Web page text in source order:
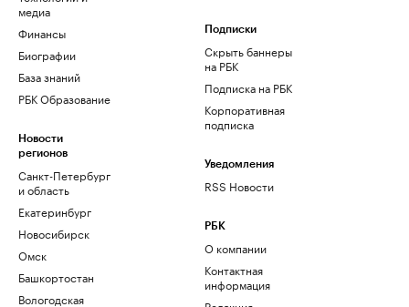
медиа
Финансы
Биографии
База знаний
РБК Образование
Новости
регионов
Санкт-Петербург
и область
Екатеринбург
Новосибирск
Омск
Башкортостан
Вологодская
Подписки
Скрыть баннеры
на РБК
Подписка на РБК
Корпоративная
подписка
Уведомления
RSS Новости
РБК
О компании
Контактная
информация